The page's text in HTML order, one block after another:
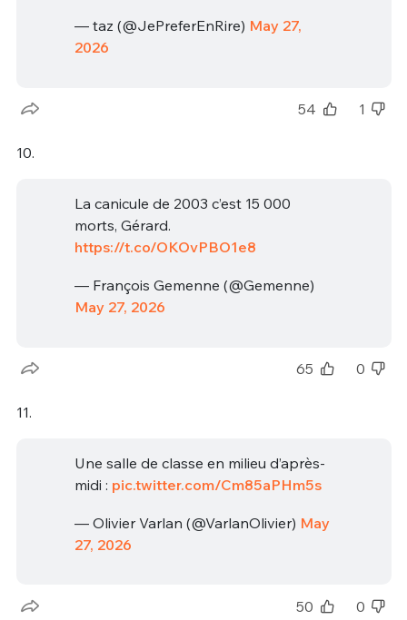
— taz (@JePreferEnRire) May 27,
2026
54 1
10.
La canicule de 2003 c’est 15 000
morts, Gérard.
https://t.co/OKOvPBO1e8
— François Gemenne (@Gemenne)
May 27, 2026
65 0
11.
Une salle de classe en milieu d’après-
midi : pic.twitter.com/Cm85aPHm5s
— Olivier Varlan (@VarlanOlivier) May
27, 2026
50 0